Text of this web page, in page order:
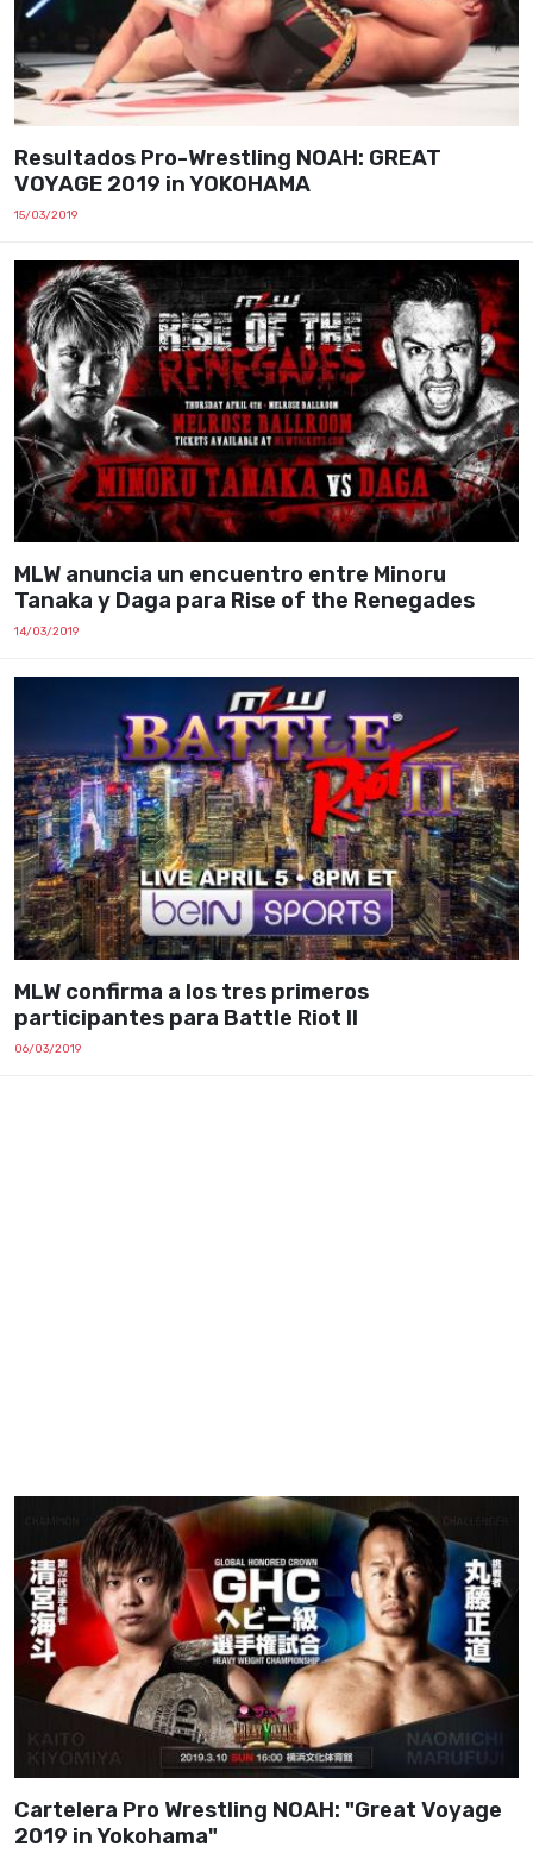
Resultados Pro-Wrestling NOAH: GREAT
VOYAGE 2019 in YOKOHAMA
15/03/2019
MLW anuncia un encuentro entre Minoru
Tanaka y Daga para Rise of the Renegades
14/03/2019
MLW confirma a los tres primeros
participantes para Battle Riot II
06/03/2019
Cartelera Pro Wrestling NOAH: "Great Voyage
2019 in Yokohama"